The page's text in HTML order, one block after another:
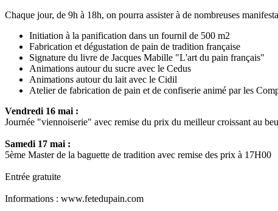
Chaque jour, de 9h à 18h, on pourra assister à de nombreuses
Initiation à la panification dans un fournil de 500 m2
Fabrication et dégustation de pain de tradition française
Signature du livre de Jacques Mabille "L'art du pain français"
Animations autour du sucre avec le Cedus
Animations autour du lait avec le Cidil
Atelier de fabrication de pain et de confiserie animé par les
Vendredi 16 mai :
Journée "viennoiserie" avec remise du prix du meilleur croissant au
Samedi 17 mai :
5ème Master de la baguette de tradition avec remise des prix à 17H00
Entrée gratuite
Informations : www.fetedupain.com